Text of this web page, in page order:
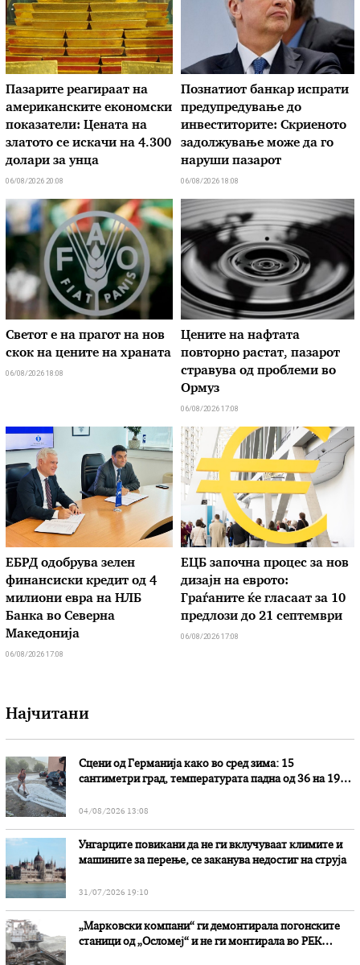
Пазарите реагираат на
американските економски
показатели: Цената на
златото се искачи на 4.300
долари за унца
06/08/2026 20:08
Познатиот банкар испрати
предупредување до
инвеститорите: Скриеното
задолжување може да го
наруши пазарот
06/08/2026 18:08
Светот е на прагот на нов
скок на цените на храната
06/08/2026 18:08
Цените на нафтата
повторно растат, пазарот
стравува од проблеми во
Ормуз
06/08/2026 17:08
ЕБРД одобрува зелен
финансиски кредит од 4
милиони евра на НЛБ
Банка во Северна
Македонија
06/08/2026 17:08
ЕЦБ започна процес за нов
дизајн на еврото:
Граѓаните ќе гласаат за 10
предлози до 21 септември
06/08/2026 17:08
Најчитани
Сцени од Германија како во сред зима: 15
сантиметри град, температурата падна од 36 на 19
04/08/2026 13:08
Унгарците повикани да не ги вклучуваат климите и
машините за перење, се заканува недостиг на струја
31/07/2026 19:10
„Марковски компани“ ги демонтирала погонските
станици од „Осломеј“ и не ги монтирала во РЕК